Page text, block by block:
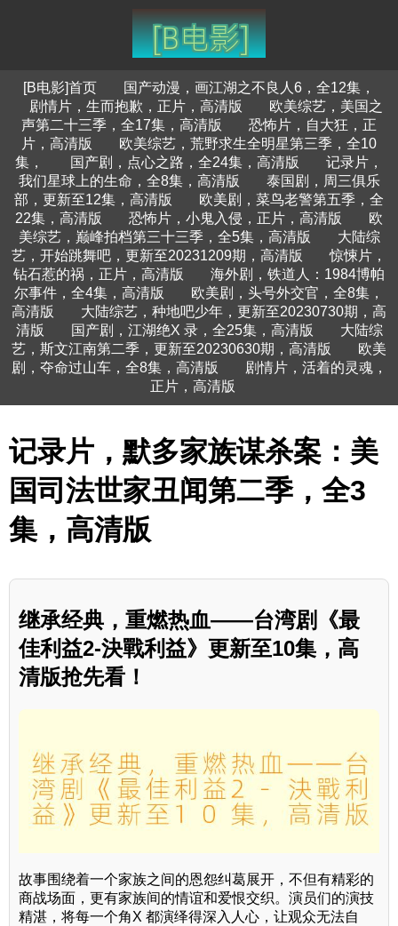
[B电影]首页
国产动漫，画江湖之不良人6，全12集，
剧情片，生而抱歉，正片，高清版
欧美综艺，美国之
声第二十三季，全17集，高清版
恐怖片，自大狂，正
片，高清版
欧美综艺，荒野求生全明星第三季，全10
集，
国产剧，点心之路，全24集，高清版
记录片，
我们星球上的生命，全8集，高清版
泰国剧，周三俱乐
部，更新至12集，高清版
欧美剧，菜鸟老警第五季，全
22集，高清版
恐怖片，小鬼入侵，正片，高清版
欧
美综艺，巅峰拍档第三十三季，全5集，高清版
大陆综
艺，开始跳舞吧，更新至20231209期，高清版
惊悚片，
钻石惹的祸，正片，高清版
海外剧，铁道人：1984博帕
尔事件，全4集，高清版
欧美剧，头号外交官，全8集，
高清版
大陆综艺，种地吧少年，更新至20230730期，高
清版
国产剧，江湖绝X 录，全25集，高清版
大陆综
艺，斯文江南第二季，更新至20230630期，高清版
欧美
剧，夺命过山车，全8集，高清版
剧情片，活着的灵魂，
正片，高清版
记录片，默多家族谋杀案：美
国司法世家丑闻第二季，全3
集，高清版
继承经典，重燃热血——台湾剧《最
佳利益2-決戰利益》更新至10集，高
清版抢先看！
故事围绕着一个家族之间的恩怨纠葛展开，不但有精彩的
商战场面，更有家族间的情谊和爱恨交织。演员们的演技
精湛，将每一个角X 都演绎得深入人心，让观众无法自